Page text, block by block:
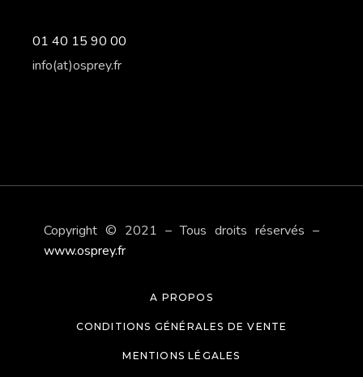
01 40 15 90 00
info(at)osprey.fr
Copyright © 2021 – Tous droits réservés –
www.osprey.fr
A PROPOS
CONDITIONS GÉNÉRALES DE VENTE
MENTIONS LÉGALES